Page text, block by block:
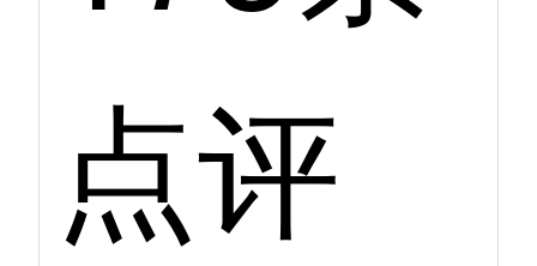
点评